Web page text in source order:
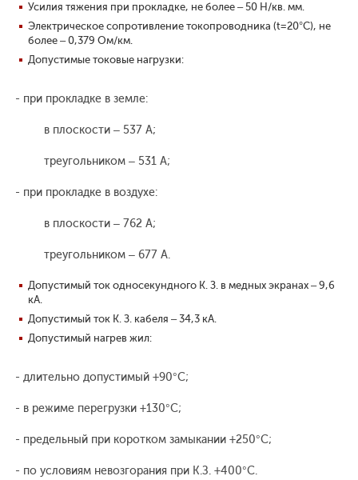
Усилия тяжения при прокладке, не более – 50 Н/кв. мм.
Электрическое сопротивление токопроводника (t=20°С), не
более – 0,379 Ом/км.
Допустимые токовые нагрузки:
- при прокладке в земле:
в плоскости – 537 А;
треугольником – 531 А;
- при прокладке в воздухе:
в плоскости – 762 А;
треугольником – 677 А.
Допустимый ток односекундного К. З. в медных экранах – 9,6
кА.
Допустимый ток К. З. кабеля – 34,3 кА.
Допустимый нагрев жил:
- длительно допустимый +90°С;
- в режиме перегрузки +130°С;
- предельный при коротком замыкании +250°С;
- по условиям невозгорания при К.З. +400°С.